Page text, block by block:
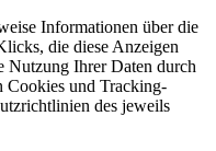
Informationen über die
die diese Anzeigen
Nutzung Ihrer Daten durch
Cookies und Tracking-
des jeweils